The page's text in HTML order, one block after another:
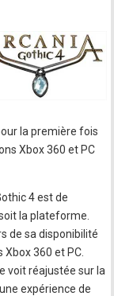
la première fois
Xbox 360 et PC
4 est de
la plateforme.
de sa disponibilité
360 et PC.
voit réajustée sur la
expérience de